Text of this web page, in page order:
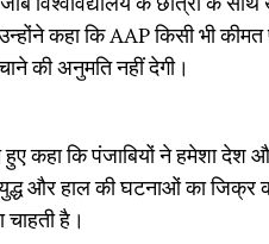
कहा कि AAP किसी भी कीमत
की अनुमति नहीं देगी।
हुए कहा कि पंजाबियों ने हमेशा देश
और हाल की घटनाओं का जिक्र
है।